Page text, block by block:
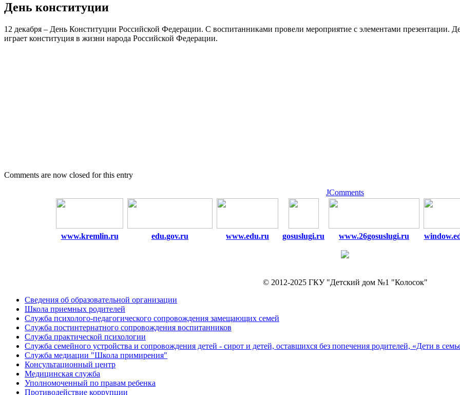
День конституции
12 декабря – День Конституции Российской Федерации. С воспитанниками провели мероприятие с элементами презентации.
играет конституция в жизни народа Российской Федерации.
Comments are now closed for this entry
JComments
www.kremlin.ru edu.gov.ru www.edu.ru gosuslugi.ru www.26gosuslugi.ru
© 2012-2025 ГКУ "Детский дом №1 "Колосок"
Сведения об образовательной организации
Школа приемных родителей
Служба психолого-педагогического сопровождения замещающих семей
Cлужба постинтернатного сопровождения воспитанников
Служба практической психологии
Служба семейного устройства и сопровождения детей - сирот и детей, оставшихся без попечения родителей, «Дети в
Служба медиации "Школа примирения"
Консультационный центр
Медицинская служба
Уполномоченный по правам ребенка
Противодействие коррупции